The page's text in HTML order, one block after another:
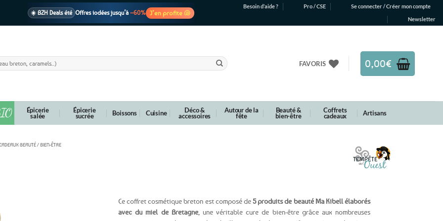
☀️ BZH Deals été Offres iodées jusqu’à –60% J’en profite 🐚
Besoin d’aide ? Pro / CSE
Se connecter / Créer mon compte
Newsletter
FAVORIS 0,00€
Épicerie
salée
Épicerie
sucrée Boissons Cuisine Déco &
accessoires
Autour de la
fête
Beauté &
bien-être
Coffrets
cadeaux Artisans
BEAUTÉ / BIEN-ÊTRE
Ce coffret cosmétique breton est composé de5 produits de beauté Ma Kibell élaborés
avec du miel de Bretagne, une véritable cure de bien-être grâce aux nombreuses